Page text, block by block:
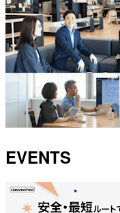
EVENTS